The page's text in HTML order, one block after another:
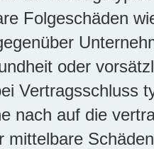
Folgeschäden
oder
Vertragsschluss
nach auf die
mittelbare